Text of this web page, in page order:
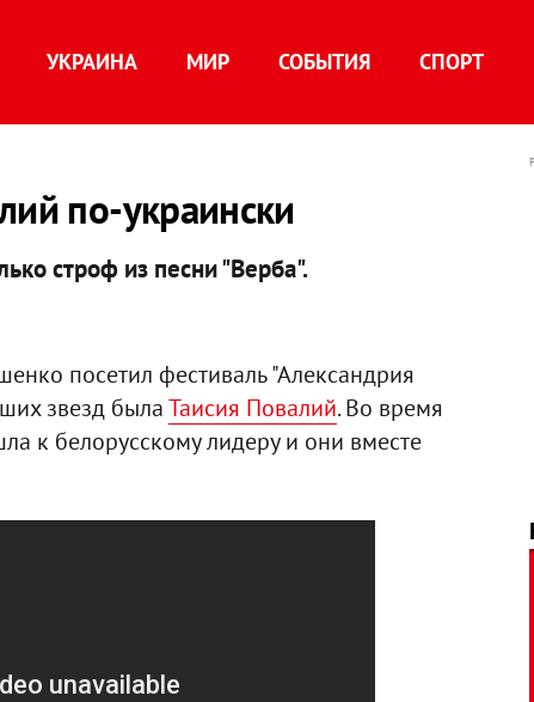
УКРАИНА МИР СОБЫТИЯ СПОРТ
по-украински
строф из песни "Верба".
посетил фестиваль "Александрия
звезд былаТаисия Повалий. Во время
к белорусскому лидеру и они вместе